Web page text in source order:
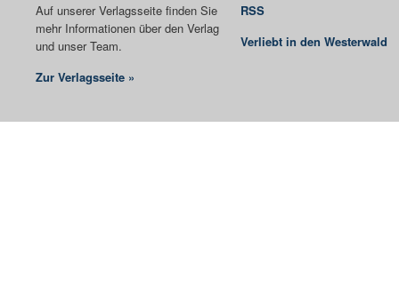
Auf unserer Verlagsseite finden Sie
mehr Informationen über den Verlag
und unser Team.
Zur Verlagsseite »
RSS
Verliebt in den Westerwald